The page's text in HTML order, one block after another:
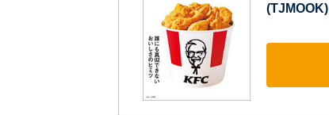
(TJMOOK)